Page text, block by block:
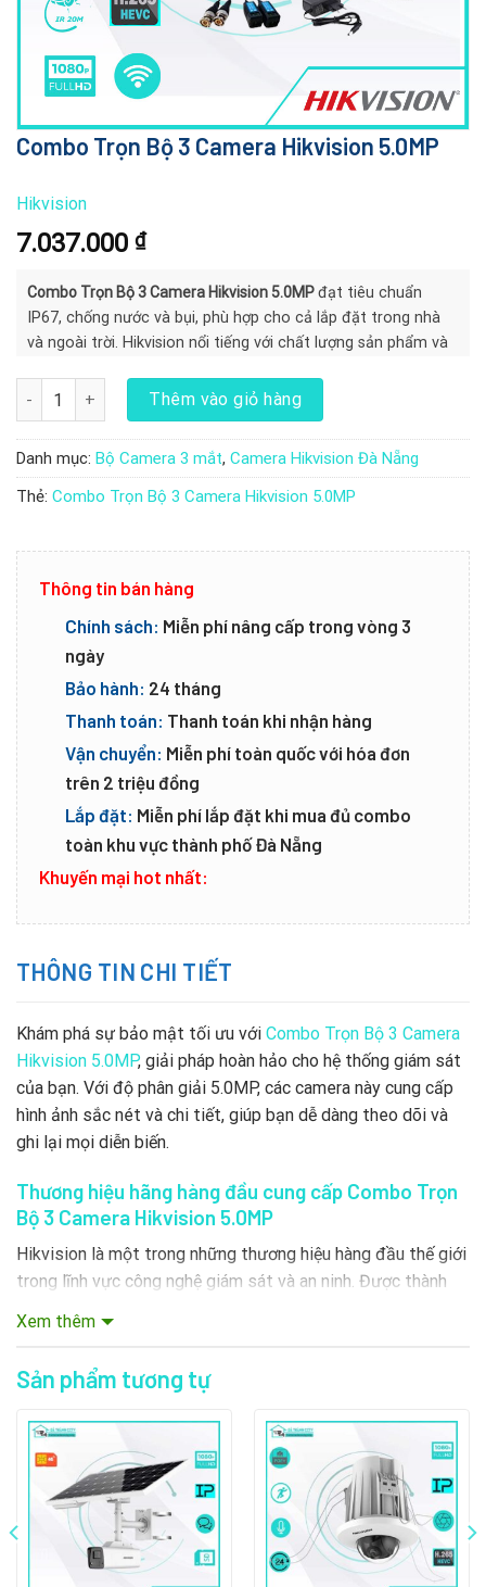
Combo Trọn Bộ 3 Camera Hikvision 5.0MP
Hikvision
7.037.000 ₫
Combo Trọn Bộ3 Camera Hikvision 5.0MPđạt tiêu chuẩn
IP67, chống nước và bụi, phù hợp cho cả lắp đặt trong nhà
và ngoài trời. Hikvision nổi tiếng với chất lượng sản phẩm và
Combo Trọn Bộ 3 Camera Hikvision 5.0MP số lượng
Thêm vào giỏ hàng
Danh mục: Bộ Camera 3 mắt, Camera Hikvision Đà Nẵng
Thẻ: Combo Trọn Bộ 3 Camera Hikvision 5.0MP
Thông tin bán hàng
Chính sách: Miễn phí nâng cấp trong vòng 3
ngày
Bảo hành: 24 tháng
Thanh toán: Thanh toán khi nhận hàng
Vận chuyển: Miễn phí toàn quốc với hóa đơn
trên 2 triệu đồng
Lắp đặt: Miễn phí lắp đặt khi mua đủ combo
toàn khu vực thành phố Đà Nẵng
Khuyến mại hot nhất:
THÔNG TIN CHI TIẾT
Khám phá sự bảo mật tối ưu với Combo Trọn Bộ 3 Camera
Hikvision 5.0MP, giải pháp hoàn hảo cho hệ thống giám sát
của bạn. Với độ phân giải 5.0MP, các camera này cung cấp
hình ảnh sắc nét và chi tiết, giúp bạn dễ dàng theo dõi và
ghi lại mọi diễn biến.
Thương hiệu hãng hàng đầu cung cấp Combo Trọn
Bộ 3 Camera Hikvision 5.0MP
Hikvision là một trong những thương hiệu hàng đầu thế giới
trong lĩnh vực công nghệ giám sát và an ninh. Được thành
lượng sản phẩm vượt trội và công nghệ tiên tiến.
Hikvision Đà Nẵngmang đến các giải pháp giám sát hiệu
quả với sản phẩm chất lượng cao và dịch vụ lắp đặt tận
nơi, giúp bảo vệ không gian của bạn một cách tối ưu.
Xem thêm
Sản phẩm tương tự